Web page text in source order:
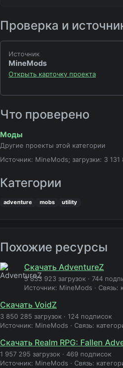
Проверка и
Источник
MineMods
Открыть карточку проекта
Что проверено
Моды
Другие проекты этой категории
Источник: MineMods; загрузки: 3
Категории
adventure mobs utility
Похожие ресурсы
Скачать AdventureZ
5 833 923 загрузок · 744
Источник: MineMods · Связь:
Скачать VoidZ
3 850 285 загрузок · 124 подписок
Источник: MineMods · Связь:
Скачать Realm RPG: Fallen
1 957 295 загрузок · 469 подписок
Источник: MineMods · Связь: